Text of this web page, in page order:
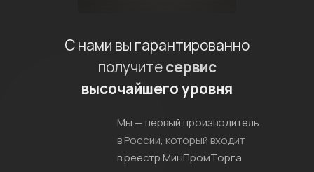
С нами вы гарантированно
получитесервис
высочайшего уровня
Мы — первый производитель
в России, который входит
в реестр МинПромТорга